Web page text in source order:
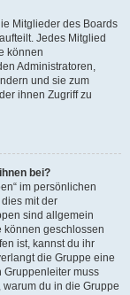
Mitglieder des Boards
Jedes Mitglied
können
Administratoren,
und sie zum
ihnen Zugriff zu
bei?
im persönlichen
mit der
sind allgemein
können geschlossen
ist, kannst du ihr
die Gruppe eine
Gruppenleiter muss
du in die Gruppe